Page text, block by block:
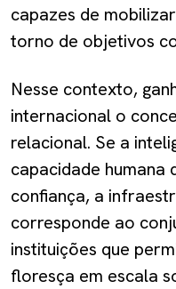
capazes de
torno de objetivos
Nesse contexto,
internacional o
relacional. Se a
capacidade humana
confiança, a
corresponde ao
instituições que
floresça em escala